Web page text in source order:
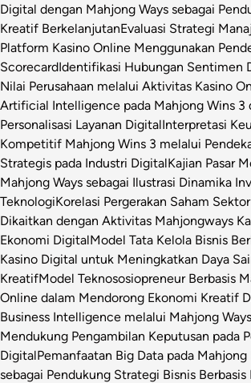
Digital dengan Mahjong Ways sebagai
Kreatif BerkelanjutanEvaluasi Strategi
Platform Kasino Online Menggunakan
ScorecardIdentifikasi Hubungan Sentimen
Nilai Perusahaan melalui Aktivitas Kasino
Artificial Intelligence pada Mahjong Wins 3
Personalisasi Layanan DigitalInterpretasi
Kompetitif Mahjong Wins 3 melalui
Strategis pada Industri DigitalKajian Pasar
Mahjong Ways sebagai Ilustrasi Dinamika
TeknologiKorelasi Pergerakan Saham
Dikaitkan dengan Aktivitas Mahjongways
Ekonomi DigitalModel Tata Kelola Bisnis
Kasino Digital untuk Meningkatkan Daya
KreatifModel Teknososiopreneur Berbasis
Online dalam Mendorong Ekonomi Kreatif
Business Intelligence melalui Mahjong
Mendukung Pengambilan Keputusan pada
DigitalPemanfaatan Big Data pada
sebagai Pendukung Strategi Bisnis Berbasis